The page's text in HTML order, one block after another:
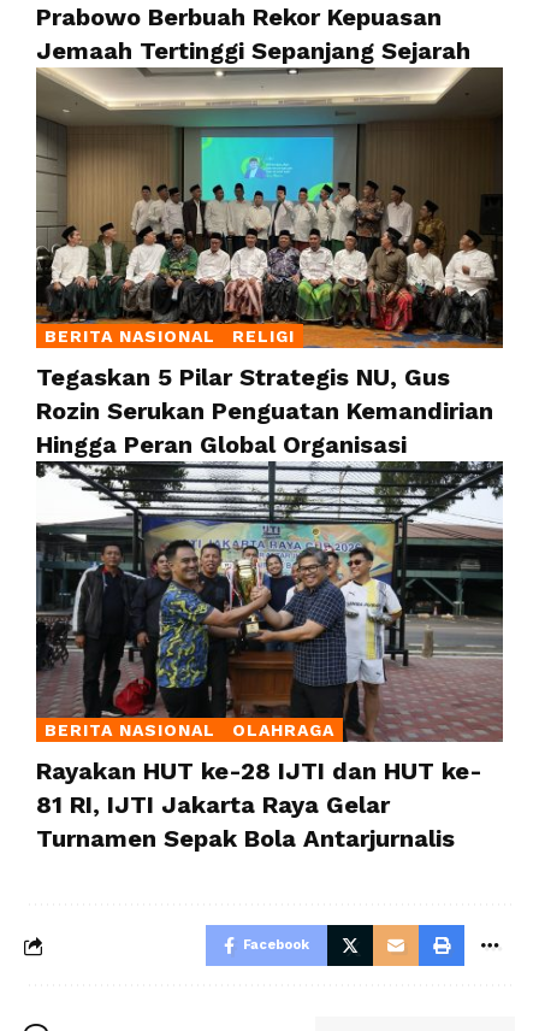
Prabowo Berbuah Rekor Kepuasan
Jemaah Tertinggi Sepanjang Sejarah
BERITA NASIONAL RELIGI
Tegaskan 5 Pilar Strategis NU, Gus
Rozin Serukan Penguatan Kemandirian
Hingga Peran Global Organisasi
BERITA NASIONAL OLAHRAGA
Rayakan HUT ke-28 IJTI dan HUT ke-
81 RI, IJTI Jakarta Raya Gelar
Turnamen Sepak Bola Antarjurnalis
Facebook